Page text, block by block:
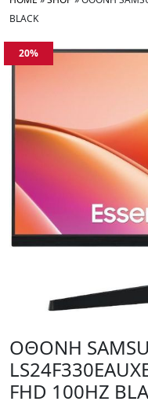
BLACK
20%
ΟΘΟΝΗ
FHD 100HZ